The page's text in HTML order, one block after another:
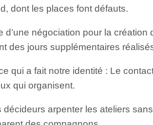
dont les places font défauts.
d’une négociation pour la
des jours supplémentaires
qui a fait notre identité : Le
qui organisent.
arpenter les ateliers